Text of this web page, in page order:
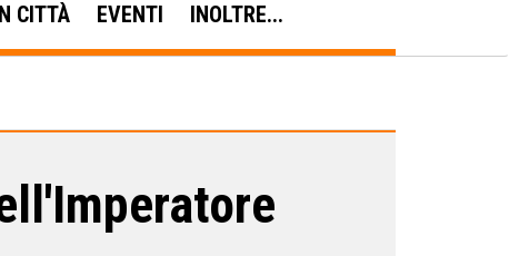
CITTÀ EVENTI INOLTRE...